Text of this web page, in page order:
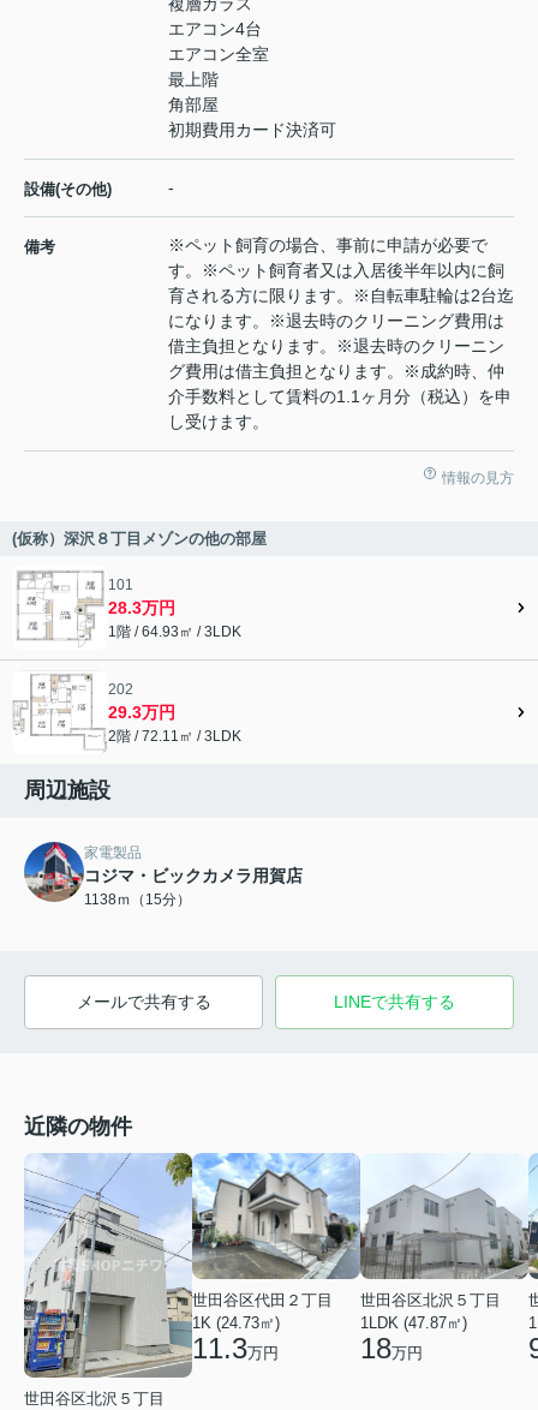
複層ガラス
エアコン4台
エアコン全室
最上階
角部屋
初期費用カード決済可
設備(その他) -
備考
※ペット飼育の場合、事前に申請が必要で
す。※ペット飼育者又は入居後半年以内に飼
育される方に限ります。※自転車駐輪は2台迄
になります。※退去時のクリーニング費用は
借主負担となります。※退去時のクリーニン
グ費用は借主負担となります。※成約時、仲
介手数料として賃料の1.1ヶ月分（税込）を申
し受けます。
情報の見方
(仮称）深沢８丁目メゾンの他の部屋
101
28.3万円
1階 / 64.93㎡ / 3LDK
202
29.3万円
2階 / 72.11㎡ / 3LDK
周辺施設
家電製品
コジマ・ビックカメラ用賀店
1138ｍ（15分）
メールで共有する LINEで共有する
近隣の物件
世田谷区北沢５丁目
世田谷区代田２丁目
1K (24.73㎡)
11.3万円
世田谷区北沢５丁目
1LDK (47.87㎡)
18万円